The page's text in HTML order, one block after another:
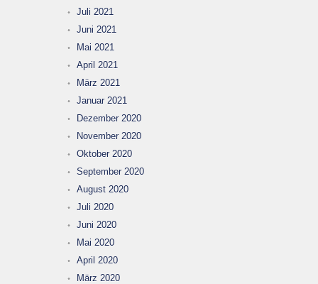
Juli 2021
Juni 2021
Mai 2021
April 2021
März 2021
Januar 2021
Dezember 2020
November 2020
Oktober 2020
September 2020
August 2020
Juli 2020
Juni 2020
Mai 2020
April 2020
März 2020